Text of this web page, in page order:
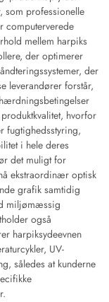
som professionelle
computerverede
mellem harpiks
der optimerer
der
leverandører forstår,
hvorfor
fugtighedsstyring,
i hele deres
det muligt for
ekstraordinær optisk
grafik samtidig
miljømæssig
også
harpiksydeevnen
UV-
således at kunderne